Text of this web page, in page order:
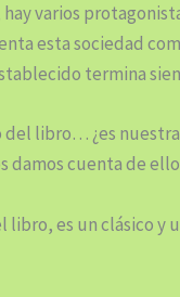
varios
esta sociedad
termina
libro… ¿es
damos cuenta de
libro, es un clásico y